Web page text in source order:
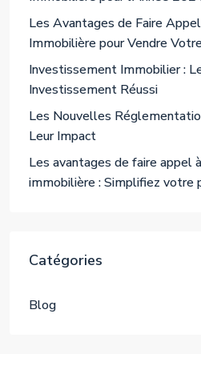
Les Avantages de Faire
Immobilière pour Vendre
Investissement Immobilier :
Investissement Réussi
Les Nouvelles
Leur Impact
Les avantages de faire appel
immobilière : Simplifiez votre
Catégories
Blog